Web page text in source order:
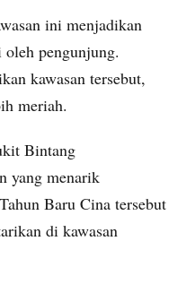
ini menjadikan
oleh pengunjung.
kawasan tersebut,
meriah.
Bintang
yang menarik
Baru Cina tersebut
di kawasan